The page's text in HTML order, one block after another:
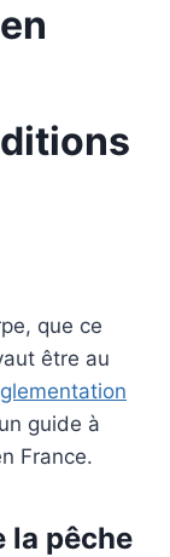
que ce
être au
guide à
France.
la pêche